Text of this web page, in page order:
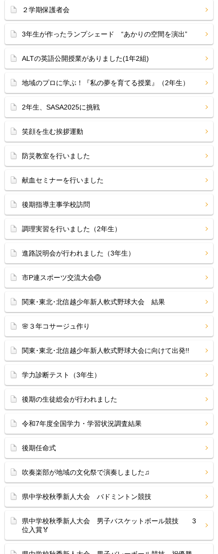
２学期保護者会
3年生が作ったランプシェード “あかりの空間を演出”
ALTの英語公開授業がありました(1年2組)
地域のプロに学ぶ！『私の夢を育てる授業』（2年生）
2年生、SASA2025に挑戦
笑顔を生む挨拶運動
防災教室を行いました
献血セミナーを行いました
後期指導主事学校訪問
調理実習を行いました（2年生）
進路説明会が行われました（3年生）
市P連スポーツ交流大会🏐
関東･東北･北信越少年新人軟式野球大会 結果
🌸３年コサージュ作り
関東･東北･北信越少年新人軟式野球大会に向けて出発!!
学力診断テスト（3年生）
後期の生徒総会が行われました
令和7年度全国学力・学習状況調査結果
後期任命式
吹奏楽部が地域の文化祭で演奏しました♫
県中学校秋季新人大会 バドミントン競技
県中学校秋季新人大会 男子バスケットボール競技 3
位入賞🏅